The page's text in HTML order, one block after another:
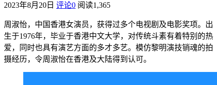
2023年8月20日 评论0 阅读1,365
周淑怡，中国香港女演员，获得过多个电视剧及电影奖项。出
生于1976年，毕业于香港中文大学，对传统斗素有着特别的热
爱，同时也具有演艺方面的多才多艺。模仿黎明演技销魂的拍
摄经历，令周淑怡在香港及大陆得到认可。